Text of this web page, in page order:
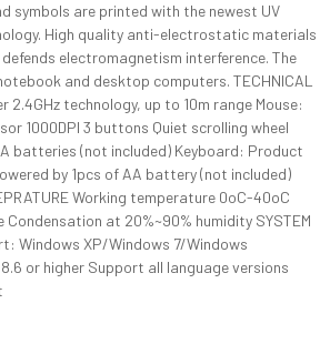
symbols are printed with the newest UV
High quality anti-electrostatic materials
electromagnetism interference. The
and desktop computers. TECHNICAL
2.4GHz technology, up to 10m range Mouse:
1000DPI 3 buttons Quiet scrolling wheel
batteries (not included) Keyboard: Product
by 1pcs of AA battery (not included)
Working temperature 0oC-40oC
Condensation at 20%~90% humidity SYSTEM
Windows XP/Windows 7/Windows
or higher Support all language versions